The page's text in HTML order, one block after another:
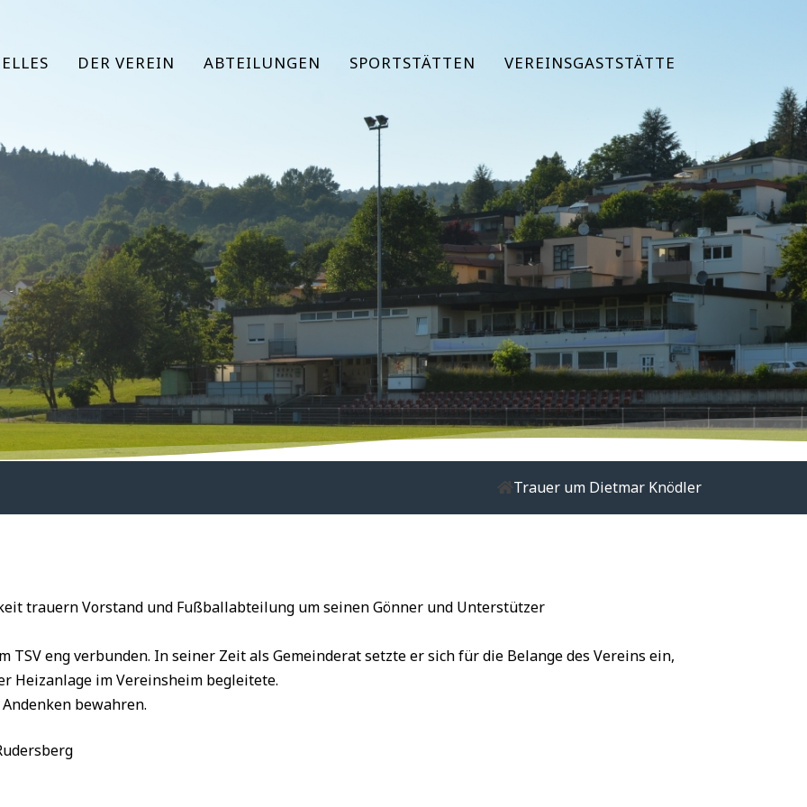
DER VEREIN ABTEILUNGEN SPORTSTÄTTEN VEREINSGASTSTÄTTE
Trauer um Dietmar Knödler
trauern Vorstand und Fußballabteilung um seinen Gönner und Unterstützer
TSV eng verbunden. In seiner Zeit als Gemeinderat setzte er sich für die Belange des Vereins ein,
Heizanlage im Vereinsheim begleitete.
bewahren.